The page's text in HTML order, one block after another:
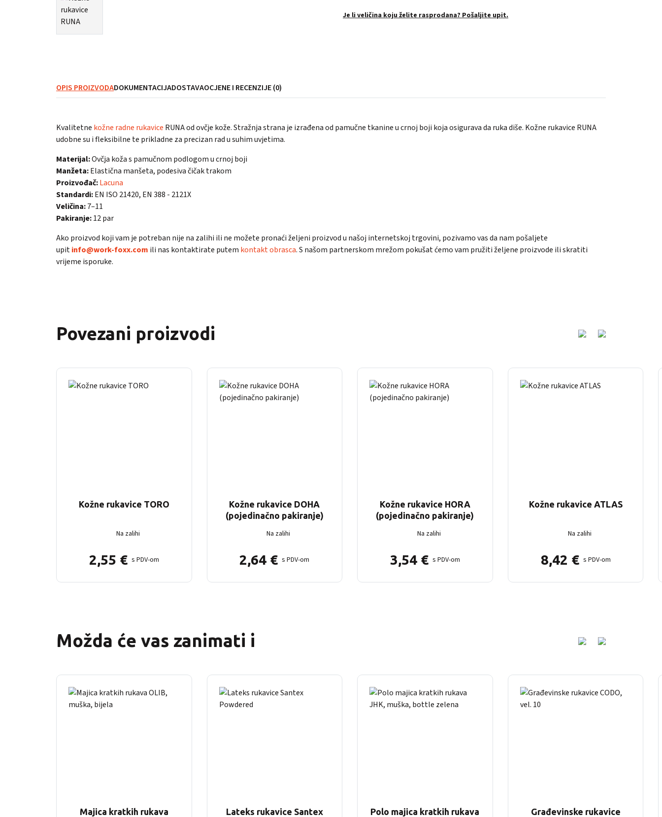
količina
Je li veličina koju želite rasprodana? Pošaljite upit.
OPIS PROIZVODADOKUMENTACIJADOSTAVAOCJENE I RECENZIJE (0)
Kvalitetne kožne radne rukavice RUNA od ovčje kože. Stražnja strana je izrađena od pamučne tkanine u crnoj boji koja osigurava da ruka diše. Kožne rukavice RUNA
udobne su i fleksibilne te prikladne za precizan rad u suhim uvjetima.
Materijal:Ovčja koža s pamučnom podlogom u crnoj boji
Manžeta:Elastična manšeta, podesiva čičak trakom
Proizvođač:Lacuna
Standardi:EN ISO 21420, EN 388 - 2121X
Veličina:7–11
Pakiranje:12 par
Ako proizvod koji vam je potreban nije na zalihi ili ne možete pronaći željeni proizvod u našoj internetskoj trgovini, pozivamo vas da nam pošaljete
upitinfo@work-foxx.com ili nas kontaktirate putem kontakt obrasca. S našom partnerskom mrežom pokušat ćemo vam pružiti željene proizvode ili skratiti
vrijeme isporuke.
Povezani proizvodi
Kožne rukavice TORO
Na zalihi
2,55 € s PDV-om
Kožne rukavice DOHA
(pojedinačno pakiranje)
Na zalihi
2,64 € s PDV-om
Kožne rukavice HORA
(pojedinačno pakiranje)
Na zalihi
3,54 € s PDV-om
Kožne rukavice ATLAS
Na zalihi
8,42 € s PDV-om
Možda će vas zanimati i
Majica kratkih rukava
Lateks rukavice Santex
Polo majica kratkih rukava
Građevinske rukavice